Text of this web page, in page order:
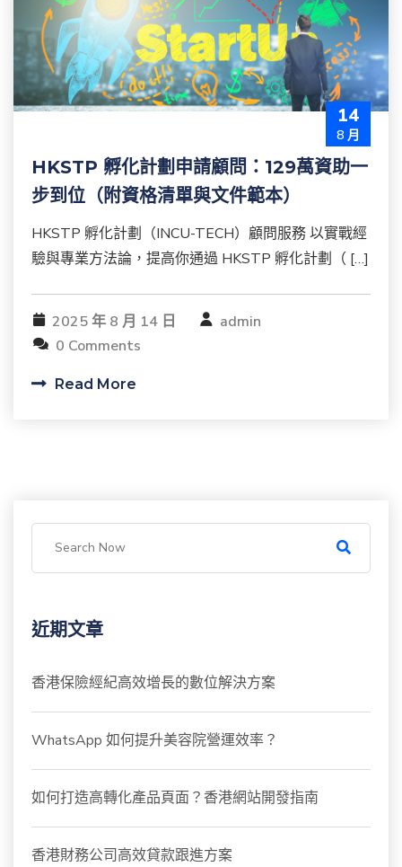
14
8 月
HKSTP 孵化計劃申請顧問：129萬資助一
步到位（附資格清單與文件範本）
HKSTP 孵化計劃（INCU-TECH）顧問服務 以實戰經
驗與專業方法論，提高你通過 HKSTP 孵化計劃（ […]
2025 年 8 月 14 日
admin
0 Comments
Read More
近期文章
香港保險經紀高效增長的數位解決方案
WhatsApp 如何提升美容院營運效率？
如何打造高轉化產品頁面？香港網站開發指南
香港財務公司高效貸款跟進方案